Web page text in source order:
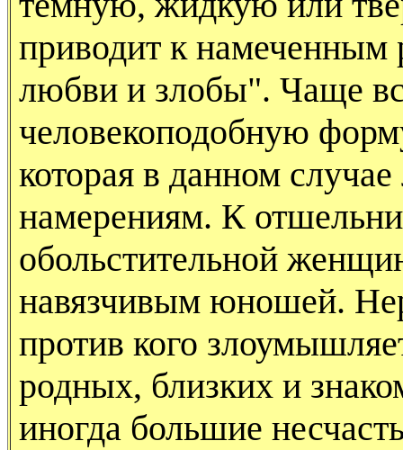
приводит к намеченным
любви и злобы". Чаще
человекоподобную
которая в данном
намерениям. К
обольстительной
навязчивым юношей.
против кого
родных, близких и
иногда большие